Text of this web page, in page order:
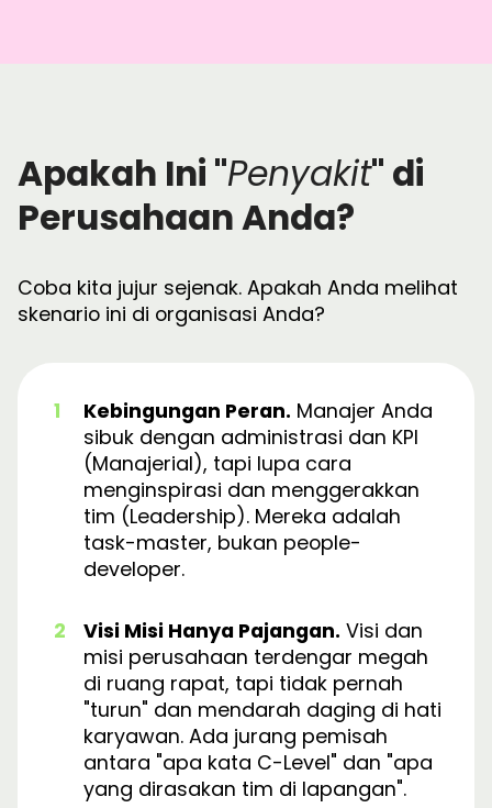
Apakah Ini "Penyakit" di
Perusahaan Anda?
Coba kita jujur sejenak. Apakah Anda melihat
skenario ini di organisasi Anda?
Kebingungan Peran. Manajer Anda
sibuk dengan administrasi dan KPI
(Manajerial), tapi lupa cara
menginspirasi dan menggerakkan
tim (Leadership). Mereka adalah
task-master, bukan people-
developer.
Visi Misi Hanya Pajangan. Visi dan
misi perusahaan terdengar megah
di ruang rapat, tapi tidak pernah
"turun" dan mendarah daging di hati
karyawan. Ada jurang pemisah
antara "apa kata C-Level" dan "apa
yang dirasakan tim di lapangan".